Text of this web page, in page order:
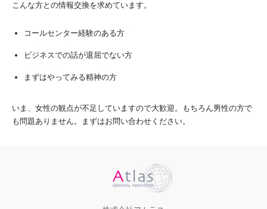
こんな方との情報交換を求めています。
コールセンター経験のある方
ビジネスでの話が退屈でない方
まずはやってみる精神の方
いま、女性の観点が不足していますので大歓迎。もちろん男性の方で
も問題ありません。まずはお問い合わせください。